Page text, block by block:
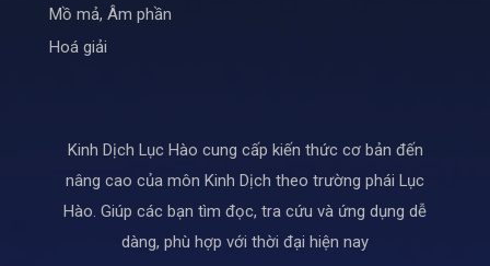
Mồ mả, Âm phần
Hoá giải
Kinh Dịch Lục Hào cung cấp kiến thức cơ bản đến
nâng cao của môn Kinh Dịch theo trường phái Lục
Hào. Giúp các bạn tìm đọc, tra cứu và ứng dụng dễ
dàng, phù hợp với thời đại hiện nay